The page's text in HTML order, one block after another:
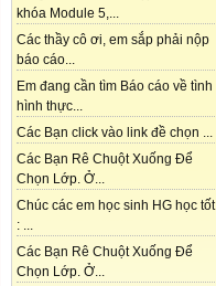
khóa Module 5,...
Các thầy cô ơi, em sắp phải nộp
báo cáo...
Em đang cần tìm Báo cáo về tình
hình thực...
Các Bạn click vào link đề chọn ...
Các Bạn Rê Chuột Xuống Để
Chọn Lớp. Ở...
Chúc các em học sinh HG học tốt
: ...
Các Bạn Rê Chuột Xuống Để
Chọn Lớp. Ở...